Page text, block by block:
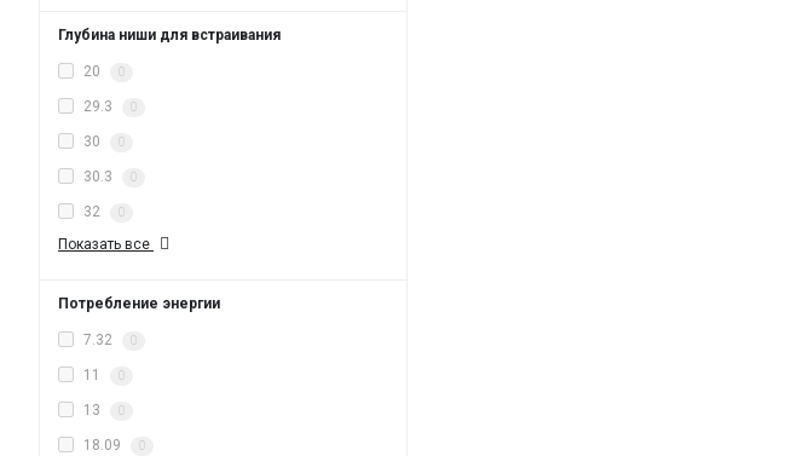
Глубина ниши для встраивания
20 0
29.3 0
30 0
30.3 0
32 0
Показать все
Потребление энергии
7.32 0
11 0
13 0
18.09 0